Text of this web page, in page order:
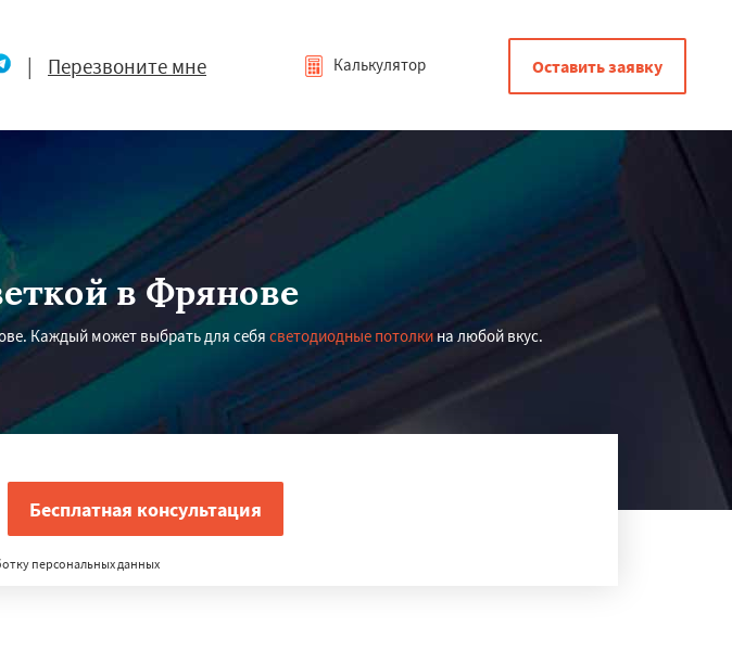
| Перезвоните мне Калькулятор Оставить заявку
в Фрянове
Каждый может выбрать для себя светодиодные потолки на любой вкус.
персональных данных